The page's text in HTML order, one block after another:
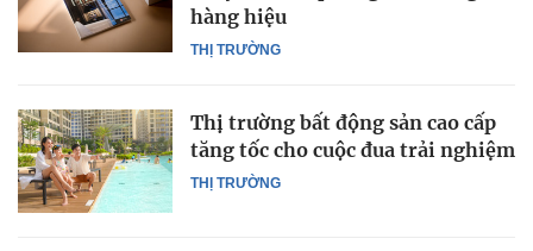
THỊ TRƯỜNG
hàng hiệu
THỊ TRƯỜNG
Thị trường bất động sản cao cấp
tăng tốc cho cuộc đua trải nghiệm